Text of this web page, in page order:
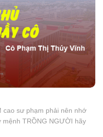
thế hệ
Niềm tin sư phạm chẳng
ái. Trường Ngô Thời Nhiệm